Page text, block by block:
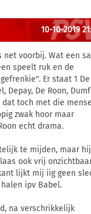
10-10-2019
net voorbij. Wat een
speelt ruk en de
Er staat 1 De
Depay, De Roon,
dat toch met die
zwak hoor maar
echt drama.
te mijden, maar hij
ook vrij
lijkt mij iig geen
ipv Babel.
na verschrikkelijk